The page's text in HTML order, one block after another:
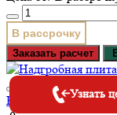
В рассрочку
Заказать расчет
Надгробная плита
Узнать